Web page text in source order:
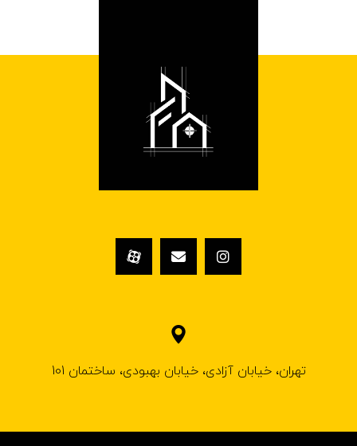
تهران، خیابان آزادی، خیابان بهبودی، ساختمان 101